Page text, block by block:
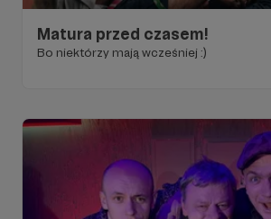
Matura przed czasem!
Bo niektórzy mają wcześniej :)